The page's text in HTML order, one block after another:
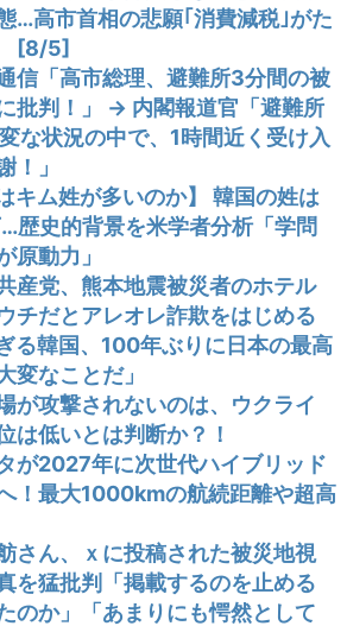
…高市首相の悲願｢消費減税｣がた
[8/5]
信「高市総理、避難所3分間の被
批判！」 → 内閣報道官「避難所
な状況の中で、1時間近く受け入
！」
キム姓が多いのか】 韓国の姓は
史的背景を米学者分析「学問
原動力」
産党、熊本地震被災者のホテル
チだとアレオレ詐欺をはじめる
る韓国、100年ぶりに日本の最高
変なことだ」
が攻撃されないのは、ウクライ
は低いとは判断か？！
が2027年に次世代ハイブリッド
！最大1000kmの航続距離や超高
さん、ｘに投稿された被災地視
を猛批判「掲載するのを止める
のか」「あまりにも愕然として